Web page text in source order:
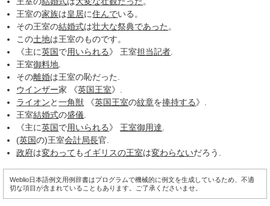
王室の家族は皇居に住んでいる。
その王室の結婚式は壮大な祭典であった 。
この土地は王室のものです。
《主に英国で用いられる》 王室担当記者
王室御料地
その離婚は王室の恥だった.
ウインザー家 《英国王室》.
ライオンと一角獣 《英国王室の紋章を捧持する》.
王室結婚式の盛儀
《主に英国で用いられる》 王室御用達
(英国の)王室会計局長官.
政府は変わってもイギリスの王室は変わらないだろう.
Weblio日本語例文用例辞書はプログラムで機械的に例文を生成しているため、不適
切な項目が含まれていることもあります。ご了承くださいませ。